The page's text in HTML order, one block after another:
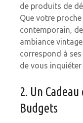
de produits de
Que votre
contemporain,
ambiance
correspond à
de vous
2. Un
Budgets